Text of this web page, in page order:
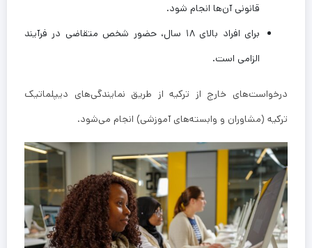
قانونی آن‌ها انجام شود.
برای افراد بالای ۱۸ سال، حضور شخص متقاضی در فرآیند
الزامی است.
درخواست‌های خارج از ترکیه از طریق نمایندگی‌های دیپلماتیک
ترکیه (مشاوران و وابسته‌های آموزشی) انجام می‌شود.